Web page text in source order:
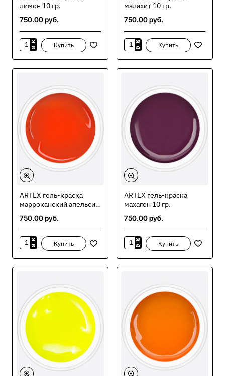
лимон 10 гр.
750.00 руб.
ARTEX
гель-
краска
гр.
Купить
малахит 10 гр.
750.00 руб.
ARTEX
гель-
краска
Купить
ARTEX гель-краска
марроканский апельсин
10 гр.
750.00 руб.
ARTEX
гель-
краска
апельсин
гр.
Купить
ARTEX гель-краска
махагон 10 гр.
750.00 руб.
ARTEX
гель-
краска
гр.
Купить